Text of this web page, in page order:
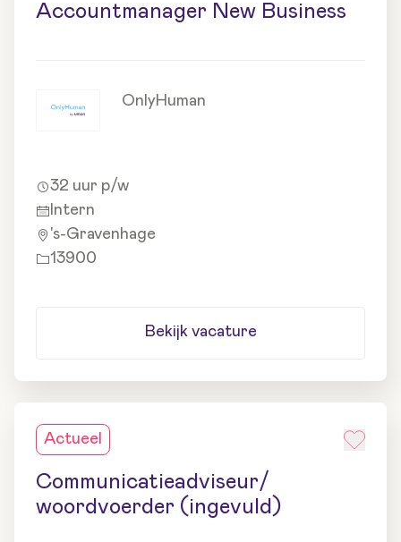
Accountmanager New Business
OnlyHuman
32 uur p/w
13900
Intern
's-Gravenhage
Bekijk vacature
Actueel
Communicatieadviseur/
woordvoerder (ingevuld)